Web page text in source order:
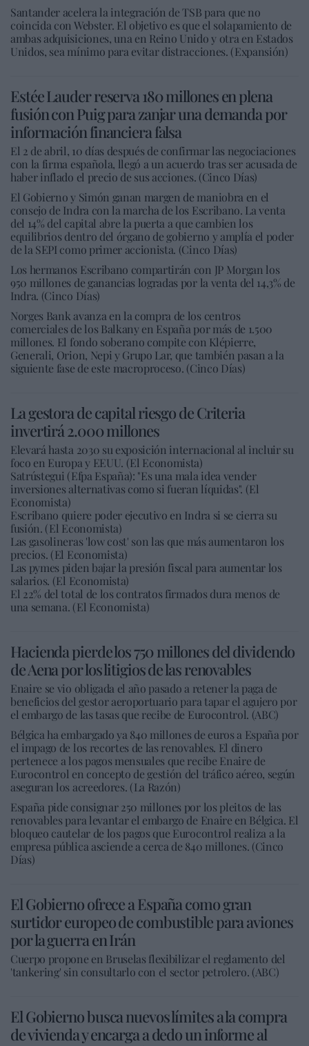
Santander acelera la integración de TSB para que no
coincida con Webster. El objetivo es que el solapamiento de
ambas adquisiciones, una en Reino Unido y otra en Estados
Unidos, sea mínimo para evitar distracciones. (Expansión)
Estée Lauder reserva 180 millones en plena
fusión con Puig para zanjar una demanda por
información financiera falsa
El 2 de abril, 10 días después de confirmar las negociaciones
con la firma española, llegó a un acuerdo tras ser acusada de
haber inflado el precio de sus acciones. (Cinco Días)
El Gobierno y Simón ganan margen de maniobra en el
consejo de Indra con la marcha de los Escribano. La venta
del 14% del capital abre la puerta a que cambien los
equilibrios dentro del órgano de gobierno y amplía el poder
de la SEPI como primer accionista. (Cinco Días)
Los hermanos Escribano compartirán con JP Morgan los
950 millones de ganancias logradas por la venta del 14,3% de
Indra. (Cinco Días)
Norges Bank avanza en la compra de los centros
comerciales de los Balkany en España por más de 1.500
millones. El fondo soberano compite con Klépierre,
Generali, Orion, Nepi y Grupo Lar, que también pasan a la
siguiente fase de este macroproceso. (Cinco Días)
La gestora de capital riesgo de Criteria
invertirá 2.000 millones
Elevará hasta 2030 su exposición internacional al incluir su
foco en Europa y EEUU. (El Economista)
Satrústegui (Efpa España): "Es una mala idea vender
inversiones alternativas como si fueran líquidas". (El
Economista)
Escribano quiere poder ejecutivo en Indra si se cierra su
fusión. (El Economista)
Las gasolineras 'low cost' son las que más aumentaron los
precios. (El Economista)
Las pymes piden bajar la presión fiscal para aumentar los
salarios. (El Economista)
El 22% del total de los contratos firmados dura menos de
una semana. (El Economista)
Hacienda pierde los 750 millones del dividendo
de Aena por los litigios de las renovables
Enaire se vio obligada el año pasado a retener la paga de
beneficios del gestor aeroportuario para tapar el agujero por
el embargo de las tasas que recibe de Eurocontrol. (ABC)
Bélgica ha embargado ya 840 millones de euros a España por
el impago de los recortes de las renovables. El dinero
pertenece a los pagos mensuales que recibe Enaire de
Eurocontrol en concepto de gestión del tráfico aéreo, según
aseguran los acreedores. (La Razón)
España pide consignar 250 millones por los pleitos de las
renovables para levantar el embargo de Enaire en Bélgica. El
bloqueo cautelar de los pagos que Eurocontrol realiza a la
empresa pública asciende a cerca de 840 millones. (Cinco
Días)
El Gobierno ofrece a España como gran
surtidor europeo de combustible para aviones
por la guerra en Irán
Cuerpo propone en Bruselas flexibilizar el reglamento del
'tankering' sin consultarlo con el sector petrolero. (ABC)
El Gobierno busca nuevos límites a la compra
de vivienda y encarga a dedo un informe al